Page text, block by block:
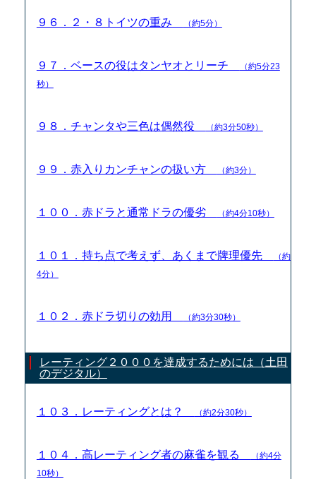
９６．２・８トイツの重み （約5分）
９７．ベースの役はタンヤオとリーチ
（約5分23
秒）
９８．チャンタや三色は偶然役 （約3分50秒）
９９．赤入りカンチャンの扱い方 （約3分）
１００．赤ドラと通常ドラの優劣 （約4分10秒）
１０１．持ち点で考えず、あくまで牌理優先
（約
4分）
１０２．赤ドラ切りの効用 （約3分30秒）
レーティング２０００を達成するためには（土田
のデジタル）
１０３．レーティングとは？ （約2分30秒）
１０４．高レーティング者の麻雀を観る
（約4分
10秒）